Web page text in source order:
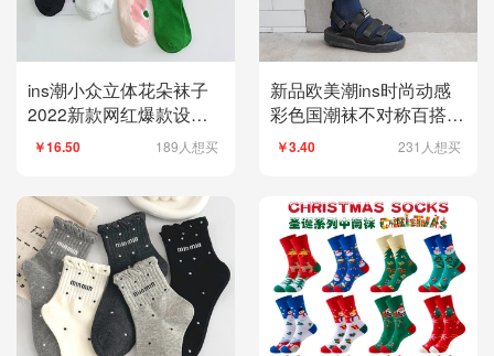
ins潮小众立体花朵袜子
2022新款网红爆款设计
感长袜日系jk中筒袜
￥16.50 189人想买
新品欧美潮ins时尚动感
彩色国潮袜不对称百搭情
侣AB中长筒棉袜子
￥3.40 231人想买